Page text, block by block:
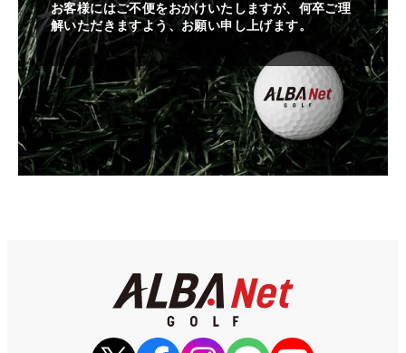
お客様にはご不便をおかけいたしますが、何卒ご理
解いただきますよう、お願い申し上げます。